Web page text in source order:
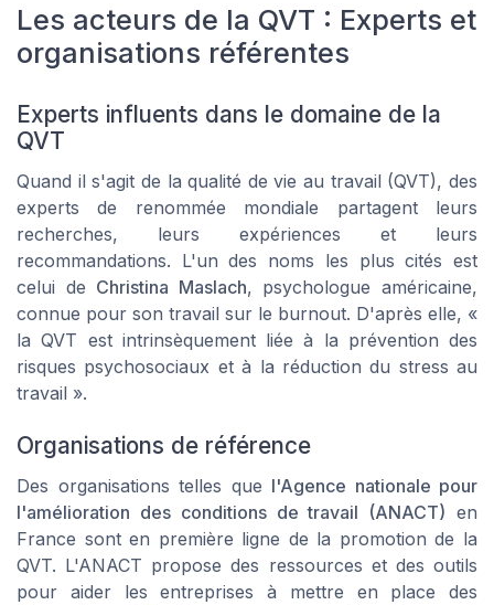
Les acteurs de la QVT : Experts et
organisations référentes
Experts influents dans le domaine de la
QVT
Quand il s'agit de la qualité de vie au travail (QVT), des
experts de renommée mondiale partagent leurs
recherches, leurs expériences et leurs
recommandations. L'un des noms les plus cités est
celui de Christina Maslach, psychologue américaine,
connue pour son travail sur le burnout. D'après elle, «
la QVT est intrinsèquement liée à la prévention des
risques psychosociaux et à la réduction du stress au
travail ».
Organisations de référence
Des organisations telles que l'Agence nationale pour
l'amélioration des conditions de travail (ANACT) en
France sont en première ligne de la promotion de la
QVT. L'ANACT propose des ressources et des outils
pour aider les entreprises à mettre en place des